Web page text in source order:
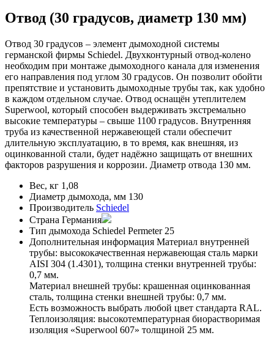
Отвод (30 градусов, диаметр 130 мм)
Отвод 30 градусов – элемент дымоходной системы
германской фирмы Schiedel. Двухконтурный отвод-колено
необходим при монтаже дымоходного канала для изменения
его направления под углом 30 градусов. Он позволит обойти
препятствие и установить дымоходные трубы так, как удобно
в каждом отдельном случае. Отвод оснащён утеплителем
Superwool, который способен выдерживать экстремально
высокие температуры – свыше 1100 градусов. Внутренняя
труба из качественной нержавеющей стали обеспечит
длительную эксплуатацию, в то время, как внешняя, из
оцинкованной стали, будет надёжно защищать от внешних
факторов разрушения и коррозии. Диаметр отвода 130 мм.
Вес, кг 1,08
Диаметр дымохода, мм 130
Производитель Schiedel
Страна Германия
Тип дымохода Schiedel Permeter 25
Дополнительная информация Материал внутренней
трубы: высококачественная нержавеющая сталь марки
AISI 304 (1.4301), толщина стенки внутренней трубы:
0,7 мм.
Материал внешней трубы: крашенная оцинкованная
сталь, толщина стенки внешней трубы: 0,7 мм.
Есть возможность выбрать любой цвет стандарта RAL.
Теплоизоляция: высокотемпературная биорастворимая
изоляция «Superwool 607» толщиной 25 мм.